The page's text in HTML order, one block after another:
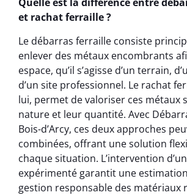
et rachat ferraille ?
Le débarras ferraille consiste
enlever des métaux encombrants
espace, qu’il s’agisse d’un terrain,
d’un site professionnel. Le rachat
lui, permet de valoriser ces métaux
nature et leur quantité. Avec
Bois-d’Arcy, ces deux approches
combinées, offrant une solution
chaque situation. L’intervention
expérimenté garantit une
gestion responsable des matériaux